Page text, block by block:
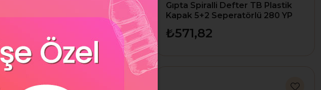
Gıpta Spiralli Defter Eko Plastik
Kapak Çizgili 80 YP A4 2029
Gıpta Spiralli Defter TB Plastik
Kapak 5+2 Seperatörlü 280 YP
₺571,82